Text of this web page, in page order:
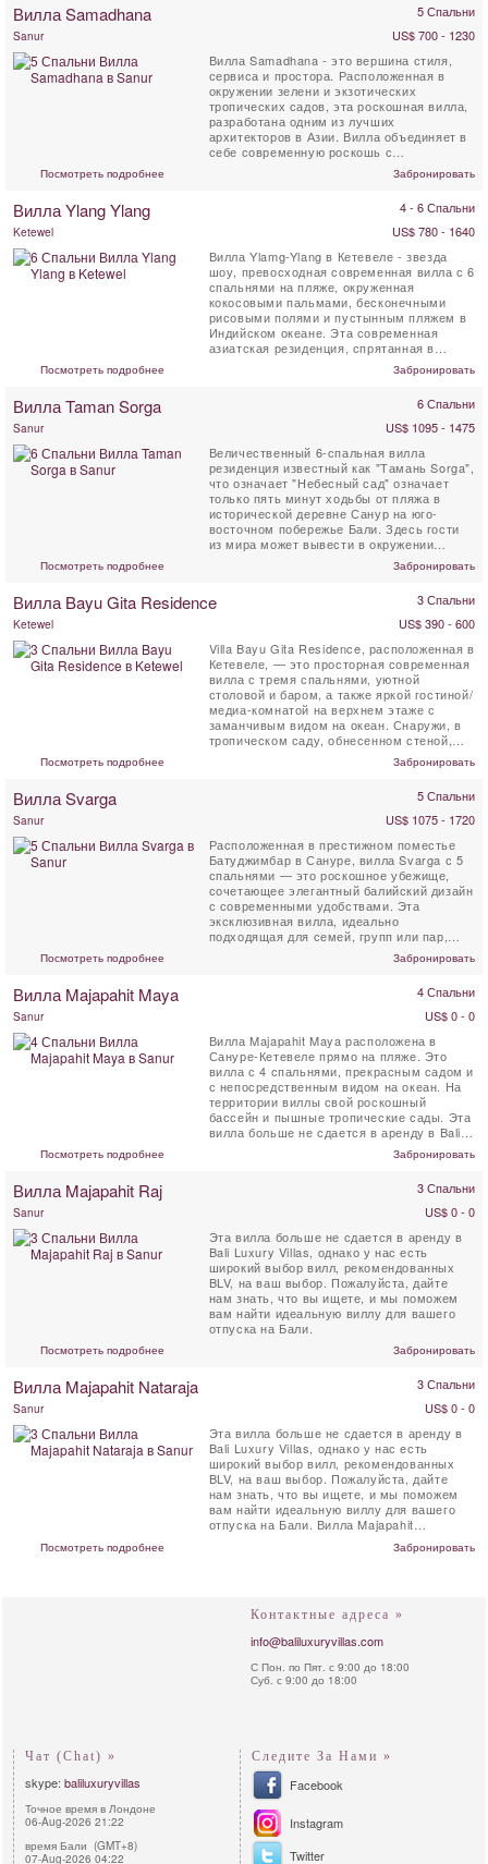
Вилла Samadhana 5 Спальни
Sanur
US$ 700 - 1230
Вилла Samadhana - это вершина стиля,
сервиса и простора. Расположенная в
окружении зелени и экзотических
тропических садов, эта роскошная вилла,
разработана одним из лучших
архитекторов в Азии. Вилла объединяет в
себе современную роскошь с
традиционной элегантностью, ...
Посмотреть подробнее Забронировать
Вилла Ylang Ylang 4 - 6 Спальни
Ketewel
US$ 780 - 1640
Вилла Ylamg-Ylang в Кетевеле - звезда
шоу, превосходная современная вилла с 6
спальнями на пляже, окруженная
кокосовыми пальмами, бесконечными
рисовыми полями и пустынным пляжем в
Индийском океане. Эта современная
азиатская резиденция, спрятанная в
Посмотреть подробнее Забронировать
Вилла Taman Sorga 6 Спальни
Sanur
US$ 1095 - 1475
Величественный 6-спальная вилла
резиденция известный как "Тамань Sorga",
что означает "Небесный сад" означает
только пять минут ходьбы от пляжа в
исторической деревне Санур на юго-
восточном побережье Бали. Здесь гости
из мира может вывести в окружении
Посмотреть подробнее Забронировать
Вилла Bayu Gita Residence 3 Спальни
Ketewel
US$ 390 - 600
Villa Bayu Gita Residence, расположенная в
Кетевеле, — это просторная современная
вилла с тремя спальнями, уютной
столовой и баром, а также яркой гостиной/
медиа-комнатой на верхнем этаже с
заманчивым видом на океан. Снаружи, в
тропическом саду, обнесенном стеной,
Посмотреть подробнее Забронировать
Вилла Svarga 5 Спальни
Sanur
US$ 1075 - 1720
Расположенная в престижном поместье
Батуджимбар в Сануре, вилла Svarga с 5
спальнями — это роскошное убежище,
сочетающее элегантный балийский дизайн
с современными удобствами. Эта
эксклюзивная вилла, идеально
подходящая для семей, групп или пар,
Посмотреть подробнее Забронировать
Вилла Majapahit Maya 4 Спальни
Sanur
US$ 0 - 0
Вилла Majapahit Maya расположена в
Сануре-Кетевеле прямо на пляже. Это
вилла с 4 спальнями, прекрасным садом и
с непосредственным видом на океан. На
территории виллы свой роскошный
бассейн и пышные тропические сады. Эта
вилла больше не сдается в аренду в Bali
Посмотреть подробнее Забронировать
Вилла Majapahit Raj 3 Спальни
Sanur
US$ 0 - 0
Эта вилла больше не сдается в аренду в
Bali Luxury Villas, однако у нас есть
широкий выбор вилл, рекомендованных
BLV, на ваш выбор. Пожалуйста, дайте
нам знать, что вы ищете, и мы поможем
вам найти идеальную виллу для вашего
отпуска на Бали.
Посмотреть подробнее Забронировать
Вилла Majapahit Nataraja 3 Спальни
Sanur
US$ 0 - 0
Эта вилла больше не сдается в аренду в
Bali Luxury Villas, однако у нас есть
широкий выбор вилл, рекомендованных
BLV, на ваш выбор. Пожалуйста, дайте
нам знать, что вы ищете, и мы поможем
вам найти идеальную виллу для вашего
отпуска на Бали. Вилла Majapahit
Посмотреть подробнее Забронировать
Контактные адреса »
info@baliluxuryvillas.com
С Пон. по Пят. с 9:00 до 18:00
Суб. с 9:00 до 18:00
Чат (Chat) »
skype: baliluxuryvillas
Точное время в Лондоне
06-Aug-2026 21:22
время Бали (GMT+8)
07-Aug-2026 04:22
Следите За Нами »
Facebook
Instagram
Twitter